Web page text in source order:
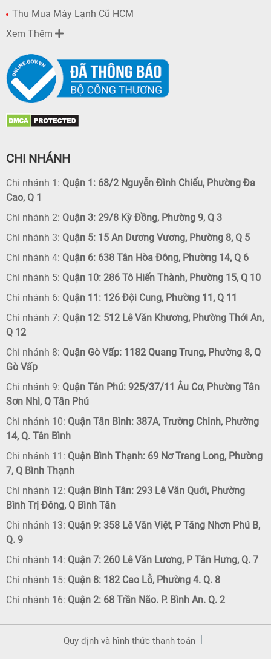
Thu Mua Máy Lạnh Cũ HCM
Xem Thêm
CHI NHÁNH
Chi nhánh 1: Quận 1: 68/2 Nguyễn Đình Chiểu, Phường Đa
Cao, Q 1
Chi nhánh 2: Quận 3: 29/8 Kỳ Đồng, Phường 9, Q 3
Chi nhánh 3: Quận 5: 15 An Dương Vương, Phường 8, Q 5
Chi nhánh 4: Quận 6: 638 Tân Hòa Đông, Phường 14, Q 6
Chi nhánh 5: Quận 10: 286 Tô Hiến Thành, Phường 15, Q 10
Chi nhánh 6: Quận 11: 126 Đội Cung, Phường 11, Q 11
Chi nhánh 7: Quận 12: 512 Lê Văn Khương, Phường Thới An,
Q 12
Chi nhánh 8: Quận Gò Vấp: 1182 Quang Trung, Phường 8, Q
Gò Vấp
Chi nhánh 9: Quận Tân Phú: 925/37/11 Âu Cơ, Phường Tân
Sơn Nhì, Q Tân Phú
Chi nhánh 10: Quận Tân Bình: 387A, Trường Chinh, Phường
14, Q. Tân Bình
Chi nhánh 11: Quận Bình Thạnh: 69 Nơ Trang Long, Phường
7, Q Bình Thạnh
Chi nhánh 12: Quận Bình Tân: 293 Lê Văn Quới, Phường
Bình Trị Đông, Q Bình Tân
Chi nhánh 13: Quận 9: 358 Lê Văn Việt, P Tăng Nhơn Phú B,
Q. 9
Chi nhánh 14: Quận 7: 260 Lê Văn Lương, P Tân Hưng, Q. 7
Chi nhánh 15: Quận 8: 182 Cao Lỗ, Phường 4. Q. 8
Chi nhánh 16: Quận 2: 68 Trần Não. P. Bình An. Q. 2
Quy định và hình thức thanh toán